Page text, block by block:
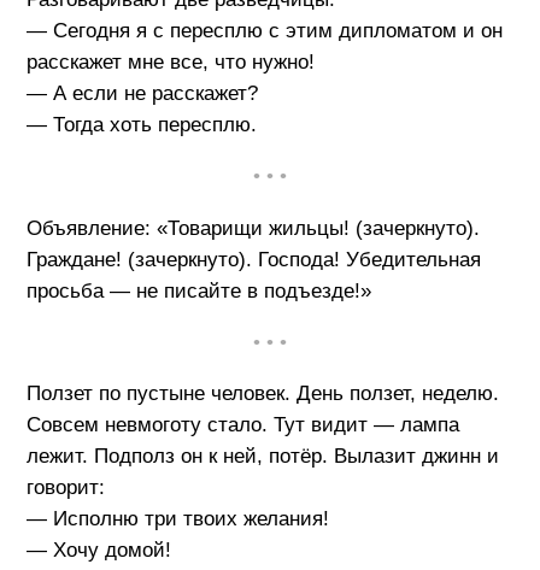
— Сегодня я с пересплю с этим дипломатом и он
расскажет мне все, что нужно!
— А если не расскажет?
— Тогда хоть пересплю.
• • •
Объявление: «Товарищи жильцы! (зачеркнуто).
Граждане! (зачеркнуто). Господа! Убедительная
просьба — не писайте в подъезде!»
• • •
Ползет по пустыне человек. День ползет, неделю.
Совсем невмоготу стало. Тут видит — лампа
лежит. Подполз он к ней, потёр. Вылазит джинн и
говорит:
— Исполню три твоих желания!
— Хочу домой!